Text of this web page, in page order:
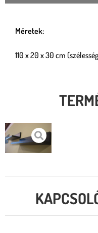
Méretek:
110 x 20 x 30 cm